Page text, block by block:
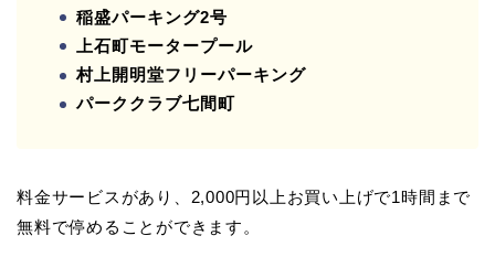
稲盛パーキング2号
上石町モータープール
村上開明堂フリーパーキング
パーククラブ七間町
料金サービスがあり、2,000円以上お買い上げで1時間まで
無料で停めることができます。